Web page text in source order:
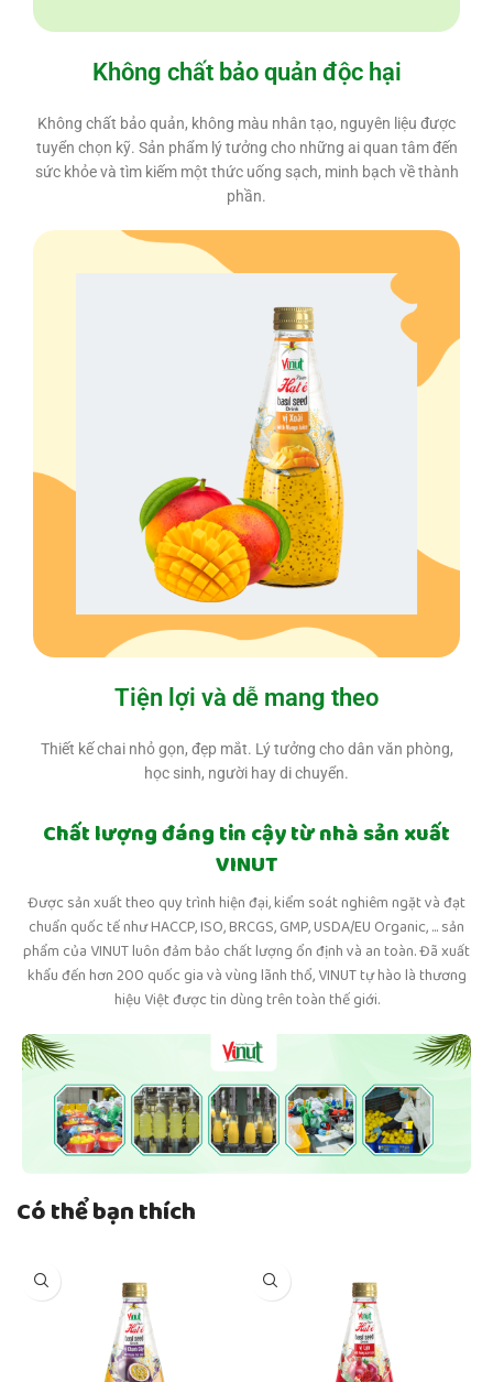
Không chất bảo quản độc hại
Không chất bảo quản, không màu nhân tạo, nguyên liệu được
tuyển chọn kỹ. Sản phẩm lý tưởng cho những ai quan tâm đến
sức khỏe và tìm kiếm một thức uống sạch, minh bạch về thành
phần.
Tiện lợi và dễ mang theo
Thiết kế chai nhỏ gọn, đẹp mắt. Lý tưởng cho dân văn phòng,
học sinh, người hay di chuyển.
Chất lượng đáng tin cậy từ nhà sản xuất
VINUT
Được sản xuất theo quy trình hiện đại, kiểm soát nghiêm ngặt và đạt
chuẩn quốc tế như HACCP, ISO, BRCGS, GMP, USDA/EU Organic, ... sản
phẩm của VINUT luôn đảm bảo chất lượng ổn định và an toàn. Đã xuất
khẩu đến hơn 200 quốc gia và vùng lãnh thổ, VINUT tự hào là thương
hiệu Việt được tin dùng trên toàn thế giới.
Có thể bạn thích